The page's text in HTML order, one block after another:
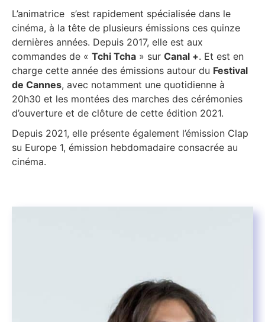
L’animatrice s’est rapidement spécialisée dans le
cinéma, à la tête de plusieurs émissions ces quinze
dernières années. Depuis 2017, elle est aux
commandes de « Tchi Tcha » sur Canal +. Et est en
charge cette année des émissions autour du Festival
de Cannes, avec notamment une quotidienne à
20h30 et les montées des marches des cérémonies
d’ouverture et de clôture de cette édition 2021.
Depuis 2021, elle présente également l’émission Clap
su Europe 1, émission hebdomadaire consacrée au
cinéma.